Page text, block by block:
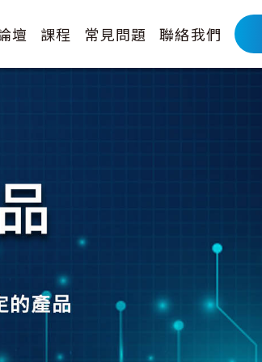
壇 課程 常見問題 聯絡我們